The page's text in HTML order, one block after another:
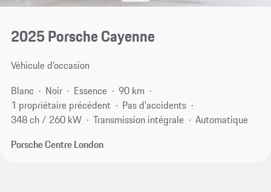
2025 Porsche Cayenne
Véhicule d'occasion
Blanc
Noir Essence
90 km
1 propriétaire précédent
Pas d'accidents
348 ch / 260 kW
Transmission intégrale
Automatique
Porsche Centre London